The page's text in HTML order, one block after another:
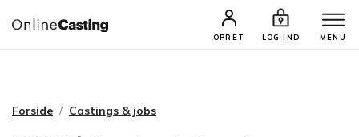
OPRET LOG IND MENU
CASTINGS & JOBS SØG PROFIL
Forside Castings & jobs